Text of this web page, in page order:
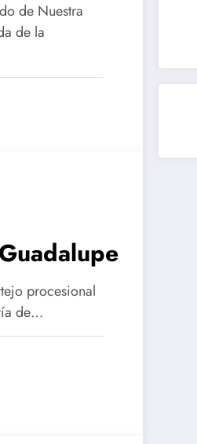
de Nuestra
de la
procesional
de…